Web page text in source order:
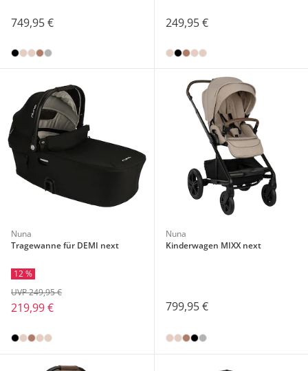
749,95 € 249,95 €
Nuna
Tragewanne für DEMI next
12 %
219,99 €
UVP 249,95 €
Nuna
Kinderwagen MIXX next
799,95 €